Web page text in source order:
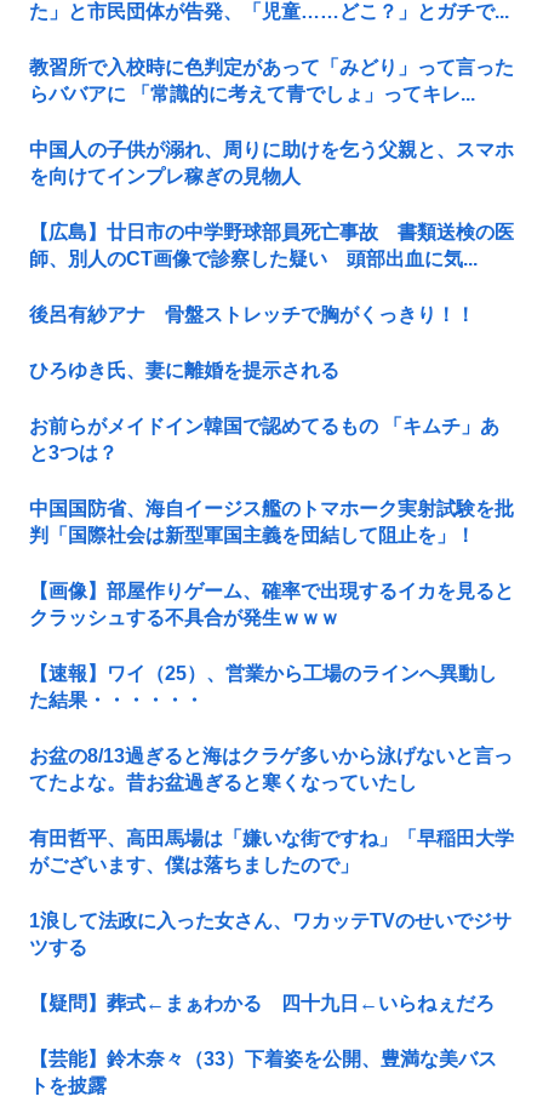
た」と市民団体が告発、「児童……どこ？」とガチで...
教習所で入校時に色判定があって「みどり」って言った
らババアに 「常識的に考えて青でしょ」ってキレ...
中国人の子供が溺れ、周りに助けを乞う父親と、スマホ
を向けてインプレ稼ぎの見物人
【広島】廿日市の中学野球部員死亡事故 書類送検の医
師、別人のCT画像で診察した疑い 頭部出血に気...
後呂有紗アナ 骨盤ストレッチで胸がくっきり！！
ひろゆき氏、妻に離婚を提示される
お前らがメイドイン韓国で認めてるもの 「キムチ」あ
と3つは？
中国国防省、海自イージス艦のトマホーク実射試験を批
判「国際社会は新型軍国主義を団結して阻止を」！
【画像】部屋作りゲーム、確率で出現するイカを見ると
クラッシュする不具合が発生ｗｗｗ
【速報】ワイ（25）、営業から工場のラインへ異動し
た結果・・・・・・
お盆の8/13過ぎると海はクラゲ多いから泳げないと言っ
てたよな。昔お盆過ぎると寒くなっていたし
有田哲平、高田馬場は「嫌いな街ですね」「早稲田大学
がございます、僕は落ちましたので」
1浪して法政に入った女さん、ワカッテTVのせいでジサ
ツする
【疑問】葬式←まぁわかる 四十九日←いらねぇだろ
【芸能】鈴木奈々（33）下着姿を公開、豊満な美バス
トを披露